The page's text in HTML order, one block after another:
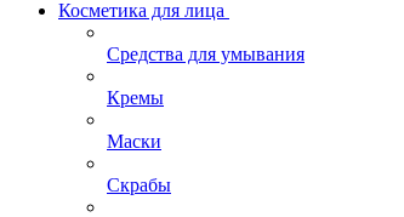
Косметика для лица
Средства для умывания
Кремы
Маски
Скрабы